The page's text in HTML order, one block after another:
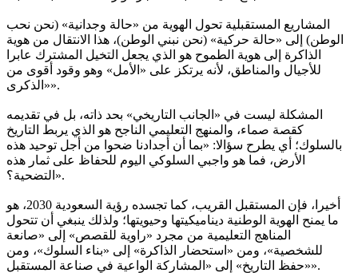
المشاريع المستقبلية تحول الهوية من «حالة وجدانية» (نحن نحب
الوطن) إلى «حالة حركية» (نحن نبني الوطن)، هذا الانتقال من هوية
الذاكرة إلى هوية الطموح هو الذي يجعل التخيل المشترك عابرا
للأجيال والمناطق، لأنه يرتكز على «الأمل» وهو وقود أقوى من
«الذكرى».
المشكلة ليست في «الجانب التاريخي» بحد ذاته، بل في تقديمه
كقصة صماء، والمنهج التعليمي الناجح هو الذي يربط التاريخ
بالسلوك؛ أي يطرح سؤالا: «بما أن أجدادنا ضحوا من أجل توحيد هذه
الأرض، فما هو واجبي السلوكي اليوم للحفاظ على ثمار هذه
التضحية؟».
أخيرا، فإن المستقبل القريب، كما تجسده رؤية السعودية 2030، هو
ما يمنح الهوية الوطنية ديناميكيتها وحيويتها؛ ولذلك ينبغي أن تتحول
المناهج التعليمية من مجرد «راوية للقصص» إلى «صانعة
للشخصية»، ومن «استحضار الذاكرة» إلى «بناء السلوك»، ومن
«حفظ التاريخ» إلى «المشاركة الواعية في صناعة المستقبل».